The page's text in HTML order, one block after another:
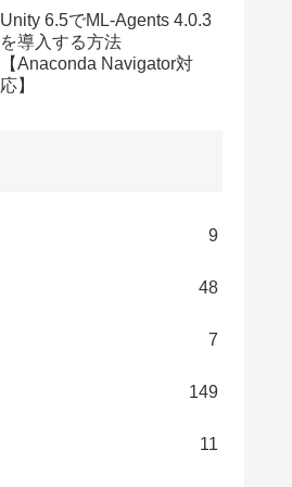
Unity 6.5でML-Agents 4.0.3
を導入する方法
【Anaconda Navigator対
応】
9
48
7
149
11